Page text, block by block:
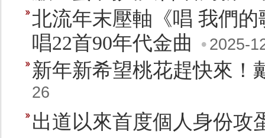
北流年末壓軸《唱 我們
唱22首90年代金曲
• 2025-
新年新希望桃花趕快來！
26
出道以來首度個人身份攻